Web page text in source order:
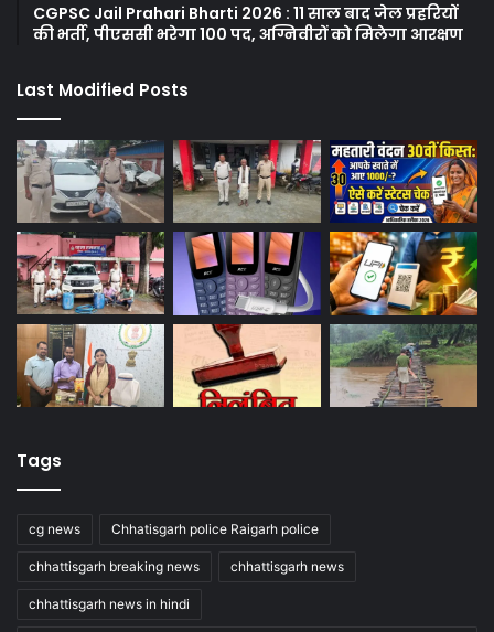
CGPSC Jail Prahari Bharti 2026 : 11 साल बाद जेल प्रहरियों
की भर्ती, पीएससी भरेगा 100 पद, अग्निवीरों को मिलेगा आरक्षण
Last Modified Posts
Tags
cg news Chhatisgarh police Raigarh police
chhattisgarh breaking news chhattisgarh news
chhattisgarh news in hindi